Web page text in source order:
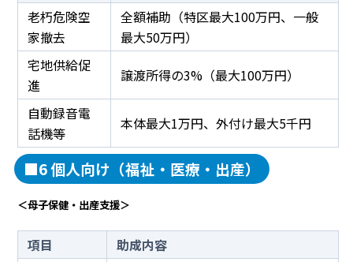
老朽危険空
家撤去
全額補助（特区最大100万円、一般
最大50万円）
宅地供給促
進
譲渡所得の3%（最大100万円）
自動録音電
話機等
本体最大1万円、外付け最大5千円
■6 個人向け（福祉・医療・出産）
＜母子保健・出産支援＞
項目
助成内容